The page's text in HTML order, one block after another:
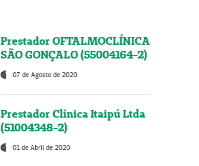
Prestador OFTALMOCLÍNICA
SÃO GONÇALO (55004164-2)
07 de Agosto de 2020
Prestador Clínica Itaipú Ltda
(51004348-2)
01 de Abril de 2020